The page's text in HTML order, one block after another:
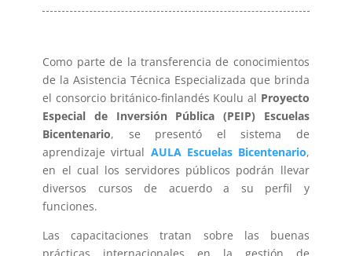
Como parte de la transferencia de conocimientos
de la Asistencia Técnica Especializada que brinda
el consorcio británico-finlandés Koulu al Proyecto
Especial de Inversión Pública (PEIP) Escuelas
Bicentenario, se presentó el sistema de
aprendizaje virtual AULA Escuelas Bicentenario,
en el cual los servidores públicos podrán llevar
diversos cursos de acuerdo a su perfil y
funciones.
Las capacitaciones tratan sobre las buenas